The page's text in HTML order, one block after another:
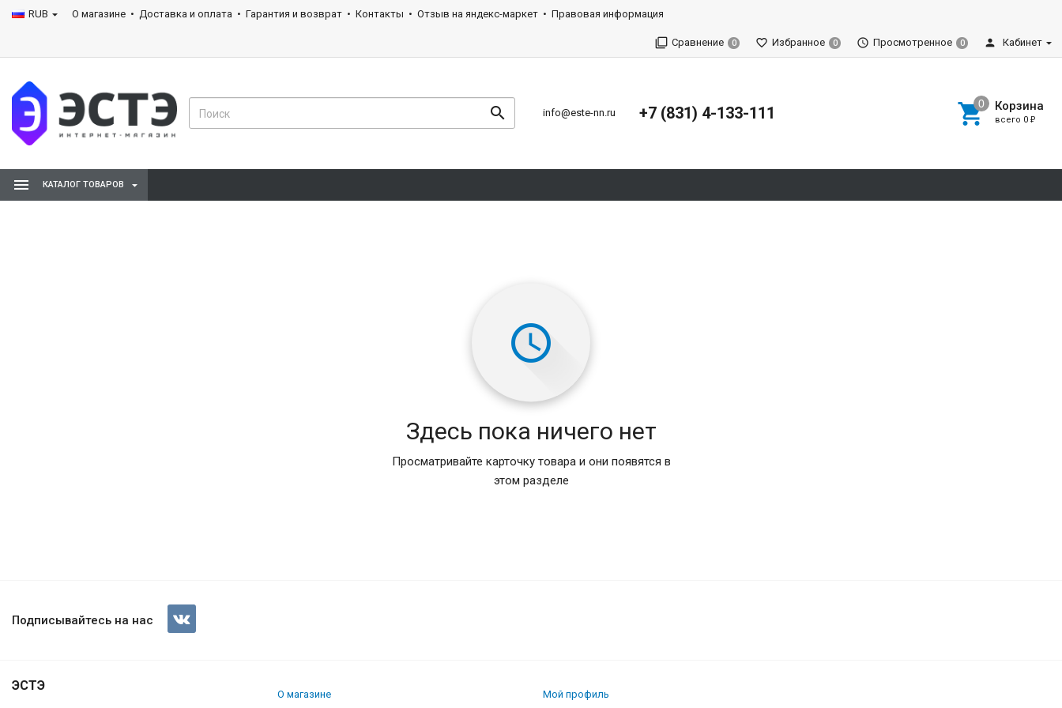
RUB О магазине Доставка и оплата Гарантия и возврат Контакты Отзыв на яндекс-маркет Правовая информация
Сравнение 0 Избранное 0 Просмотренное 0 Кабинет
info@este-nn.ru +7 (831) 4-133-111 Корзина
всего 0 ₽
КАТАЛОГ ТОВАРОВ
Здесь пока ничего нет
Просматривайте карточку товара и они появятся в
этом разделе
Подписывайтесь на нас
ЭСТЭ
О магазине Мой профиль